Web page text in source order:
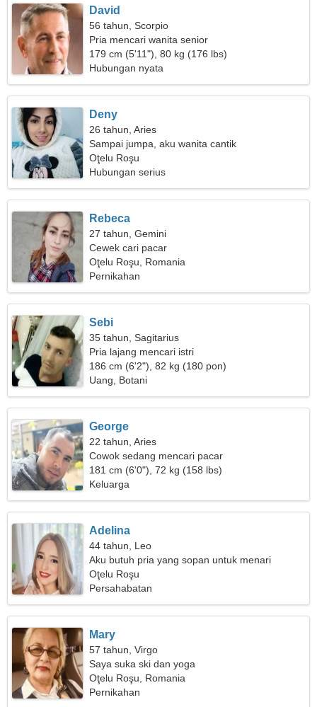
David
56 tahun, Scorpio
Pria mencari wanita senior
179 cm (5'11"), 80 kg (176 lbs)
Hubungan nyata
Deny
26 tahun, Aries
Sampai jumpa, aku wanita cantik
Oţelu Roşu
Hubungan serius
Rebeca
27 tahun, Gemini
Cewek cari pacar
Oţelu Roşu, Romania
Pernikahan
Sebi
35 tahun, Sagitarius
Pria lajang mencari istri
186 cm (6'2"), 82 kg (180 pon)
Uang, Botani
George
22 tahun, Aries
Cowok sedang mencari pacar
181 cm (6'0"), 72 kg (158 lbs)
Keluarga
Adelina
44 tahun, Leo
Aku butuh pria yang sopan untuk menari
Oţelu Roşu
Persahabatan
Mary
57 tahun, Virgo
Saya suka ski dan yoga
Oţelu Roşu, Romania
Pernikahan